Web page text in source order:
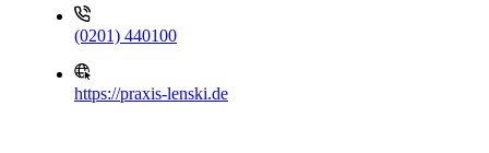
(0201) 440100
https://praxis-lenski.de